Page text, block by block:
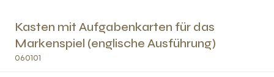
Kasten mit Aufgabenkarten für das
Markenspiel (englische Ausführung)
060101